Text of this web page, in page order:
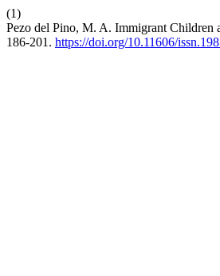
(1)
Pezo del Pino, M. A. Immigrant Children
186-201. https://doi.org/10.11606/